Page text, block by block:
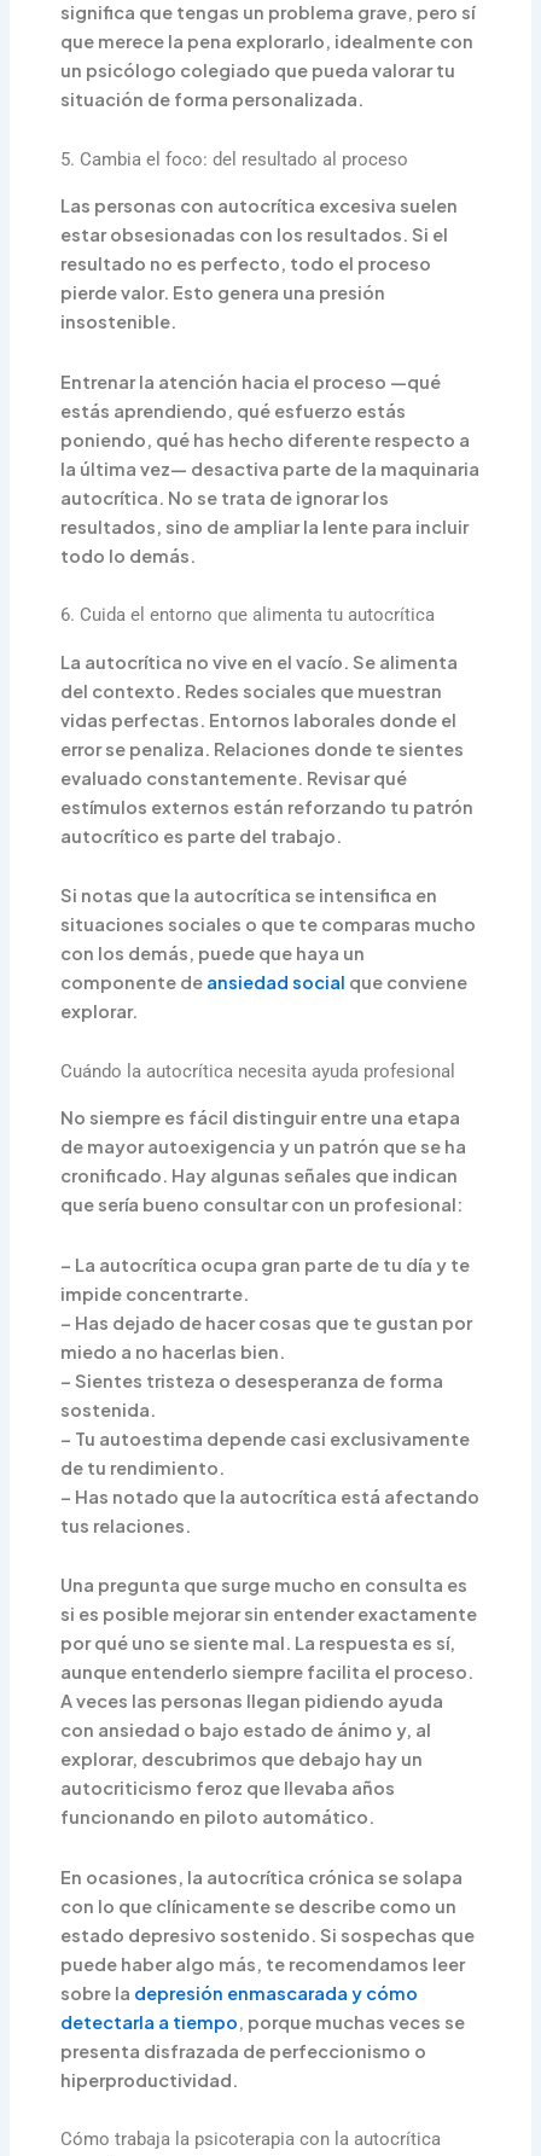
significa que tengas un problema grave, pero sí
que merece la pena explorarlo, idealmente con
un psicólogo colegiado que pueda valorar tu
situación de forma personalizada.
5. Cambia el foco: del resultado al proceso
Las personas con autocrítica excesiva suelen
estar obsesionadas con los resultados. Si el
resultado no es perfecto, todo el proceso
pierde valor. Esto genera una presión
insostenible.
Entrenar la atención hacia el proceso —qué
estás aprendiendo, qué esfuerzo estás
poniendo, qué has hecho diferente respecto a
la última vez— desactiva parte de la maquinaria
autocrítica. No se trata de ignorar los
resultados, sino de ampliar la lente para incluir
todo lo demás.
6. Cuida el entorno que alimenta tu autocrítica
La autocrítica no vive en el vacío. Se alimenta
del contexto. Redes sociales que muestran
vidas perfectas. Entornos laborales donde el
error se penaliza. Relaciones donde te sientes
evaluado constantemente. Revisar qué
estímulos externos están reforzando tu patrón
autocrítico es parte del trabajo.
Si notas que la autocrítica se intensifica en
situaciones sociales o que te comparas mucho
con los demás, puede que haya un
componente de ansiedad social que conviene
explorar.
Cuándo la autocrítica necesita ayuda profesional
No siempre es fácil distinguir entre una etapa
de mayor autoexigencia y un patrón que se ha
cronificado. Hay algunas señales que indican
que sería bueno consultar con un profesional:
– La autocrítica ocupa gran parte de tu día y te
impide concentrarte.
– Has dejado de hacer cosas que te gustan por
miedo a no hacerlas bien.
– Sientes tristeza o desesperanza de forma
sostenida.
– Tu autoestima depende casi exclusivamente
de tu rendimiento.
– Has notado que la autocrítica está afectando
tus relaciones.
Una pregunta que surge mucho en consulta es
si es posible mejorar sin entender exactamente
por qué uno se siente mal. La respuesta es sí,
aunque entenderlo siempre facilita el proceso.
A veces las personas llegan pidiendo ayuda
con ansiedad o bajo estado de ánimo y, al
explorar, descubrimos que debajo hay un
autocriticismo feroz que llevaba años
funcionando en piloto automático.
En ocasiones, la autocrítica crónica se solapa
con lo que clínicamente se describe como un
estado depresivo sostenido. Si sospechas que
puede haber algo más, te recomendamos leer
sobre la depresión enmascarada y cómo
detectarla a tiempo, porque muchas veces se
presenta disfrazada de perfeccionismo o
hiperproductividad.
Cómo trabaja la psicoterapia con la autocrítica